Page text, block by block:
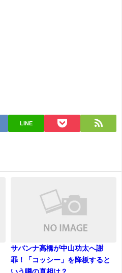
LINE
サバンナ高橋が中山功太へ謝
罪！「コッシー」を降板すると
いう噂の真相は？